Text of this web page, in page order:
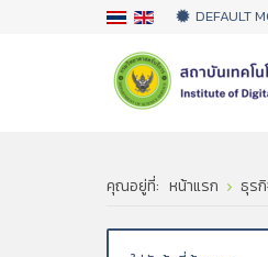
DEFAULT
คุณอยู่ที่: หน้าแรก ธุร